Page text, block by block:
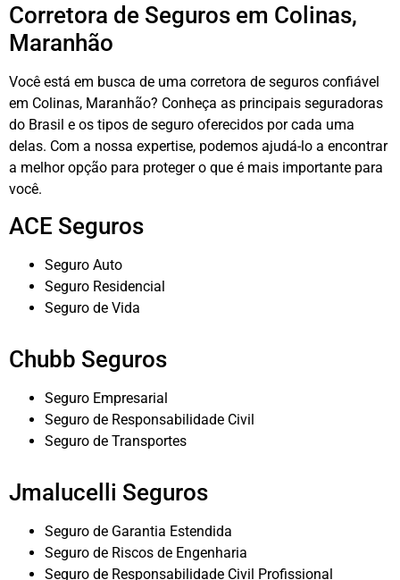
Corretora de Seguros em Colinas,
Maranhão
Você está em busca de uma corretora de seguros confiável
em Colinas, Maranhão? Conheça as principais seguradoras
do Brasil e os tipos de seguro oferecidos por cada uma
delas. Com a nossa expertise, podemos ajudá-lo a encontrar
a melhor opção para proteger o que é mais importante para
você.
ACE Seguros
Seguro Auto
Seguro Residencial
Seguro de Vida
Chubb Seguros
Seguro Empresarial
Seguro de Responsabilidade Civil
Seguro de Transportes
Jmalucelli Seguros
Seguro de Garantia Estendida
Seguro de Riscos de Engenharia
Seguro de Responsabilidade Civil Profissional